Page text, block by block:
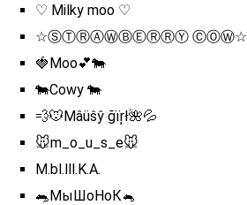
♡︎ Milky moo ♡︎
☆ⓈⓉⓇⒶⓌⒷⒺⓇⓇⓎ ⒸⓄⓌ☆
🍓Moo💕🐄
🐄Cowy 🐄
💨🐭Mâüŝŷ ğïŗł🌺💦
🐭m_o_u_s_e🐭
M.bl.lll.K.A.
🐀МыШоНоК🐁